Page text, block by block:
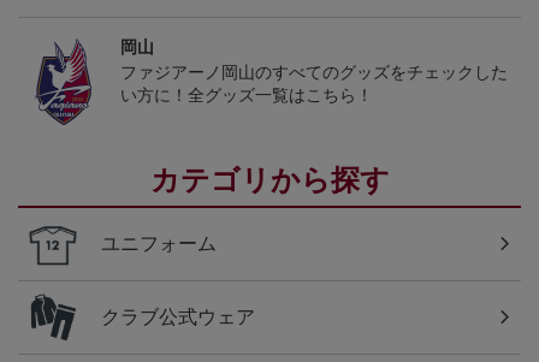
岡山
ファジアーノ岡山のすべてのグッズをチェックした
い方に！全グッズ一覧はこちら！
カテゴリから探す
ユニフォーム
クラブ公式ウェア